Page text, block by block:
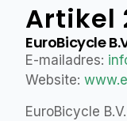
Artikel
EuroBicycle
E-mailadres:
Website:
EuroBicycle